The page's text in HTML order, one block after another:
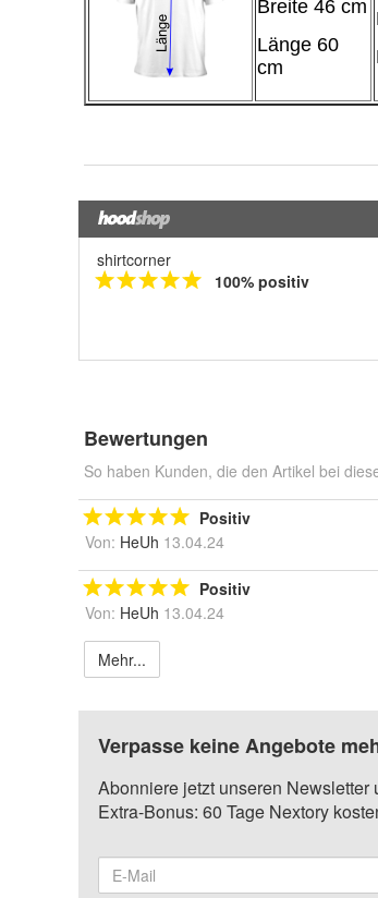
shirtcorner
100% positiv
Bewertungen
So haben Kunden, die den Artikel bei
Positiv
Von: HeUh 13.04.24
Positiv
Von: HeUh 13.04.24
Mehr...
Verpasse keine Angebote
Abonniere jetzt unseren
Extra-Bonus: 60 Tage Nextory